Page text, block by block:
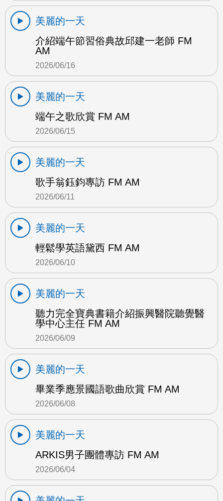
美麗的一天
介紹端午節習俗典故邱建一老師 FM
AM
2026/06/16
美麗的一天
端午之歌欣賞 FM AM
2026/06/15
美麗的一天
歌手翁鈺鈞專訪 FM AM
2026/06/11
美麗的一天
輕鬆學英語黛西 FM AM
2026/06/10
美麗的一天
聽力完全寶典書籍介紹振興醫院聽覺醫
學中心主任 FM AM
2026/06/09
美麗的一天
畢業季應景國語歌曲欣賞 FM AM
2026/06/08
美麗的一天
ARKIS男子團體專訪 FM AM
2026/06/04